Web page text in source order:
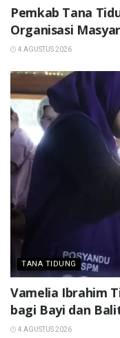
Pemkab Tana
Organisasi
4 AGUSTUS 2026
TANA TIDUNG
Vamelia Ibrahim
bagi Bayi dan
4 AGUSTUS 2026